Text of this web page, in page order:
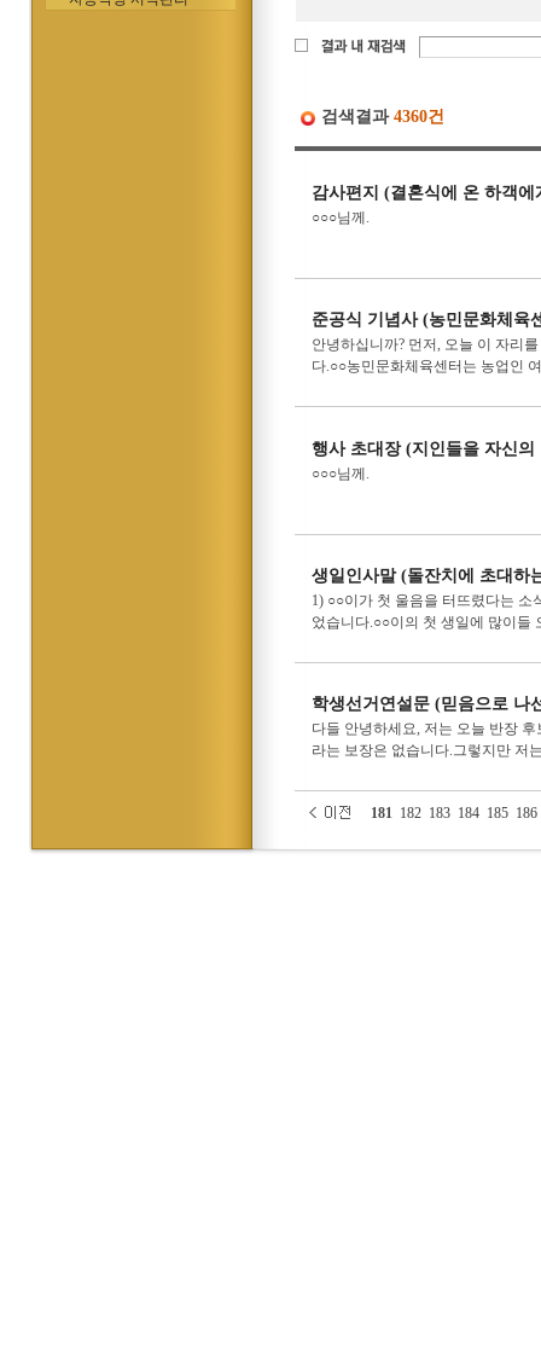
검색결과 4360건
감사편지 (결혼식에 온 하객에
○○○님께.
준공식 기념사 (농민문화체육
안녕하십니까? 먼저, 오늘 이 자리
다.○○농민문화체육센터는 농업인
행사 초대장 (지인들을 자신의
○○○님께.
생일인사말 (돌잔치에 초대하
1) ○○이가 첫 울음을 터뜨렸다는 소
었습니다.○○이의 첫 생일에 많이들
학생선거연설문 (믿음으로 나
다들 안녕하세요, 저는 오늘 반장
라는 보장은 없습니다.그렇지만 저
181 182 183 184 185 186